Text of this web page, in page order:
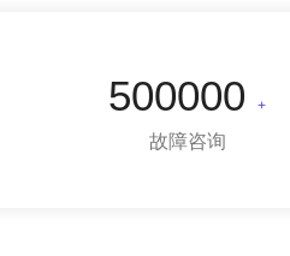
500000+
故障咨询